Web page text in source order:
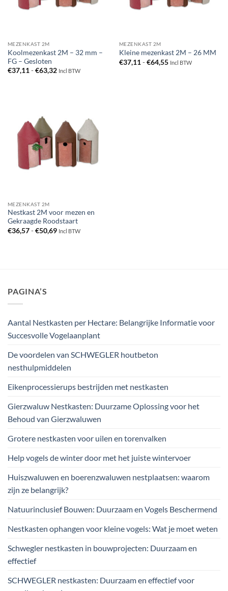
MEZENKAST 2M
Koolmezenkast 2M – 32 mm –
FG – Gesloten
€37,11 - €63,32Prijsklasse:
Incl BTW
MEZENKAST 2M
Kleine mezenkast 2M – 26 MM
€37,11 - €64,55Prijsklasse:
Incl BTW
MEZENKAST 2M
Nestkast 2M voor mezen en
Gekraagde Roodstaart
€36,57 - €50,69Prijsklasse:
Incl BTW
PAGINA’S
Aantal Nestkasten per Hectare: Belangrijke Informatie voor
Succesvolle Vogelaanplant
De voordelen van SCHWEGLER houtbeton
nesthulpmiddelen
Eikenprocessierups bestrijden met nestkasten
Gierzwaluw Nestkasten: Duurzame Oplossing voor het
Behoud van Gierzwaluwen
Grotere nestkasten voor uilen en torenvalken
Help vogels de winter door met het juiste wintervoer
Huiszwaluwen en boerenzwaluwen nestplaatsen: waarom
zijn ze belangrijk?
Natuurinclusief Bouwen: Duurzaam en Vogels Beschermend
Nestkasten ophangen voor kleine vogels: Wat je moet weten
Schwegler nestkasten in bouwprojecten: Duurzaam en
effectief
SCHWEGLER nestkasten: Duurzaam en effectief voor